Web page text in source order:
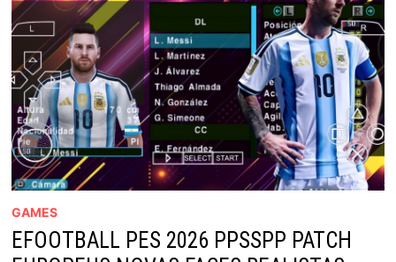
GAMES
EFOOTBALL PES 2026 PPSSPP PATCH